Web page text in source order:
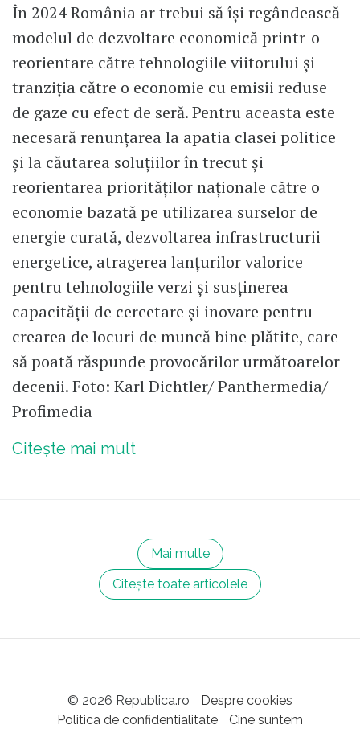
În 2024 România ar trebui să își regândească
modelul de dezvoltare economică printr-o
reorientare către tehnologiile viitorului și
tranziția către o economie cu emisii reduse
de gaze cu efect de seră. Pentru aceasta este
necesară renunțarea la apatia clasei politice
și la căutarea soluțiilor în trecut și
reorientarea priorităților naționale către o
economie bazată pe utilizarea surselor de
energie curată, dezvoltarea infrastructurii
energetice, atragerea lanțurilor valorice
pentru tehnologiile verzi și susținerea
capacității de cercetare și inovare pentru
crearea de locuri de muncă bine plătite, care
să poată răspunde provocărilor următoarelor
decenii. Foto: Karl Dichtler/ Panthermedia/
Profimedia
Citește mai mult
Mai multe
Citește toate articolele
© 2026 Republica.ro
Despre cookies
Politica de confidentialitate
Cine suntem